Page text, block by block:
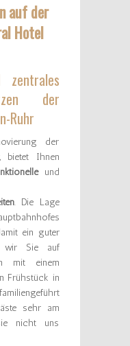
auf der
Hotel
der
Ruhr
der
bietet Ihnen
und
. Die Lage
ein guter
wir Sie auf
mit einem
Frühstück in
sehr am
nicht uns